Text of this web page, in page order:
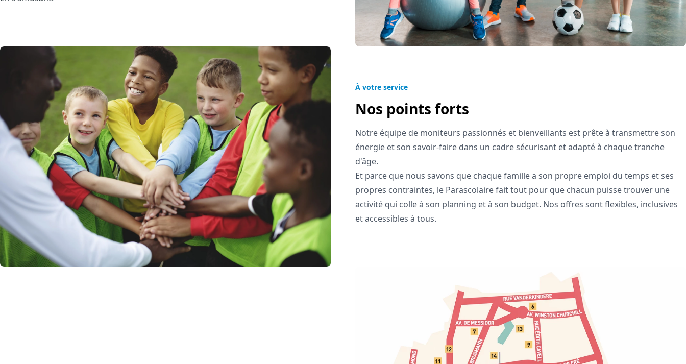
À votre service
Nos points forts
Notre équipe de moniteurs passionnés et bienveillants est prête à transmettre son
énergie et son savoir-faire dans un cadre sécurisant et adapté à chaque tranche
d'âge.
Et parce que nous savons que chaque famille a son propre emploi du temps et ses
propres contraintes, le Parascolaire fait tout pour que chacun puisse trouver une
activité qui colle à son planning et à son budget. Nos offres sont flexibles, inclusives
et accessibles à tous.